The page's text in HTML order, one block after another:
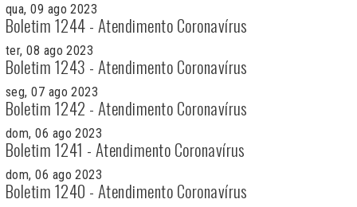
qua, 09 ago 2023
Boletim 1244 - Atendimento Coronavírus
ter, 08 ago 2023
Boletim 1243 - Atendimento Coronavírus
seg, 07 ago 2023
Boletim 1242 - Atendimento Coronavírus
dom, 06 ago 2023
Boletim 1241 - Atendimento Coronavírus
dom, 06 ago 2023
Boletim 1240 - Atendimento Coronavírus